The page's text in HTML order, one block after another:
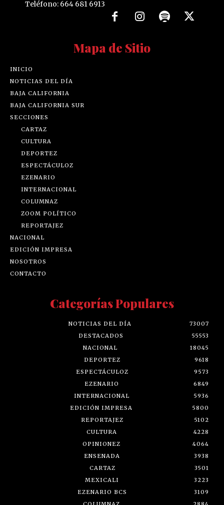
Teléfono: 664 681 6913
Mapa de Sitio
INICIO
NOTICIAS DEL DÍA
BAJA CALIFORNIA
BAJA CALIFORNIA SUR
SECCIONES
CARTAZ
CULTURA
DEPORTEZ
ESPECTÁCULOZ
EZENARIO
INTERNACIONAL
COLUMNAZ
ZOOM POLÍTICO
REPORTAJEZ
NACIONAL
EDICIÓN IMPRESA
NOSOTROS
CONTACTO
Categorías Populares
NOTICIAS DEL DÍA
73007
DESTACADOS
55553
NACIONAL
18045
DEPORTEZ
9618
ESPECTÁCULOZ
9573
EZENARIO
6849
INTERNACIONAL
5936
EDICIÓN IMPRESA
5800
REPORTAJEZ
5102
CULTURA
4228
OPINIONEZ
4064
ENSENADA
3938
CARTAZ
3501
MEXICALI
3223
EZENARIO BCS
3109